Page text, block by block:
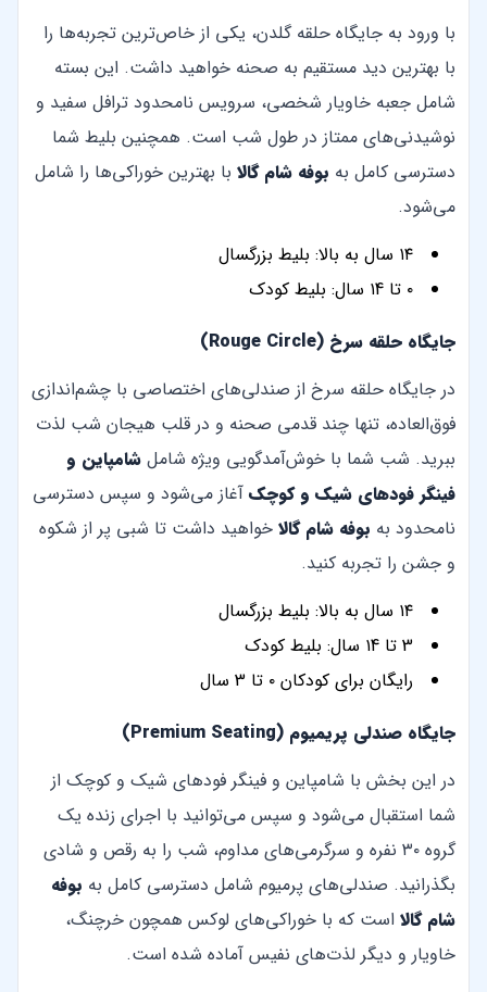
با ورود به جایگاه حلقه گلدن، یکی از خاص‌ترین تجربه‌ها را
با بهترین دید مستقیم به صحنه خواهید داشت. این بسته
شامل جعبه خاویار شخصی، سرویس نامحدود ترافل سفید و
نوشیدنی‌های ممتاز در طول شب است. همچنین بلیط شما
دسترسی کامل به بوفه شام گالا با بهترین خوراکی‌ها را شامل
می‌شود.
۱۴ سال به بالا: بلیط بزرگسال
۰ تا ۱4 سال: بلیط کودک
جایگاه حلقه سرخ (Rouge Circle)
در جایگاه حلقه سرخ از صندلی‌های اختصاصی با چشم‌اندازی
فوق‌العاده، تنها چند قدمی صحنه و در قلب هیجان شب لذت
ببرید. شب شما با خوش‌آمدگویی ویژه شامل شامپاین و
فینگر فودهای شیک و کوچک آغاز می‌شود و سپس دسترسی
نامحدود به بوفه شام گالا خواهید داشت تا شبی پر از شکوه
و جشن را تجربه کنید.
۱۴ سال به بالا: بلیط بزرگسال
3 تا ۱4 سال: بلیط کودک
رایگان برای کودکان ۰ تا 3 سال
جایگاه صندلی پریمیوم (Premium Seating)
در این بخش با شامپاین و فینگر فودهای شیک و کوچک از
شما استقبال می‌شود و سپس می‌توانید با اجرای زنده یک
گروه ۳۰ نفره و سرگرمی‌های مداوم، شب را به رقص و شادی
بگذرانید. صندلی‌های پرمیوم شامل دسترسی کامل به بوفه
شام گالا است که با خوراکی‌های لوکس همچون خرچنگ،
خاویار و دیگر لذت‌های نفیس آماده شده است.